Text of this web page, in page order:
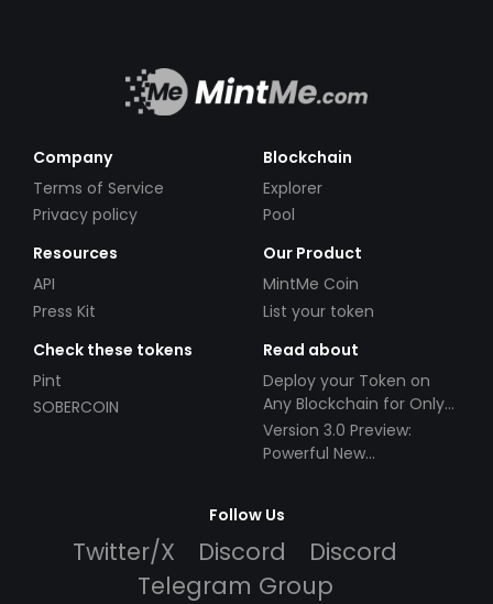
Company
Terms of Service
Privacy policy
Blockchain
Explorer
Pool
Resources
API
Press Kit
Our Product
MintMe Coin
List your token
Check these tokens
Pint
SOBERCOIN
Read about
Deploy your Token on
Any Blockchain for Only
$49!
Version 3.0 Preview:
Powerful New
Follow Us
Twitter/X Discord
Discord
Telegram Group